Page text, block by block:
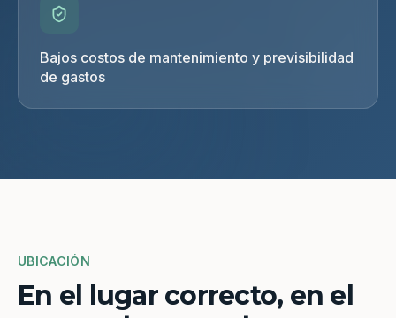
Bajos costos de mantenimiento y previsibilidad
de gastos
UBICACIÓN
En el lugar correcto, en el